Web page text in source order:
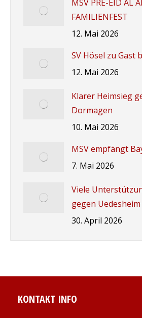
MSV PRE-EID AL
FAMILIENFEST
12. Mai 2026
SV Hösel zu Gast
12. Mai 2026
Klarer Heimsieg
Dormagen
10. Mai 2026
MSV empfängt
7. Mai 2026
Viele
gegen Uedesheim
30. April 2026
KONTAKT INFO